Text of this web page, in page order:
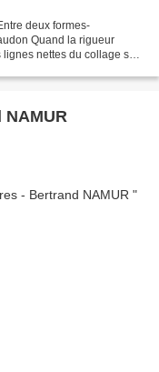
deux formes-
Quand la rigueur
nettes du collage se
NAMUR